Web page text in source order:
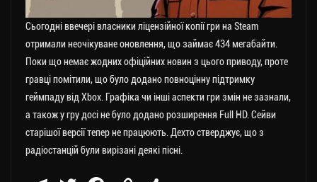
Сьогодні ввечері власники ліцензійної копії гри на Steam
отримали неочікуване оновлення, що займає 434 мегабайти.
Поки що немає жодних офіційних новин з цього приводу, проте
гравці помітили, що було додано повноцінну підтримку
геймпаду від Xbox. Графіка чи інші аспекти гри змін не зазнали,
а також у гру досі не було додано розширення Full HD. Сейви
старішої версії тепер не працюють. Дехто стверджує, що з
радіостанцій були вирізані деякі пісні.